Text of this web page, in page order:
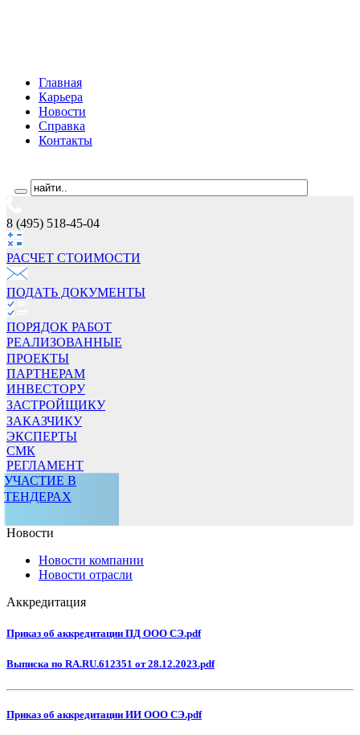
Главная
Карьера
Новости
Справка
Контакты
8 (495) 518-45-04
РАСЧЕТ СТОИМОCТИ
ПОДАТЬ ДОКУМЕНТЫ
ПОРЯДОК РАБОТ
РЕАЛИЗОВАННЫЕ
ПРОЕКТЫ
ПАРТНЕРАМ
ИНВЕСТОРУ
ЗАСТРОЙЩИКУ
ЗАКАЗЧИКУ
ЭКСПЕРТЫ
СМК
РЕГЛАМЕНТ
УЧАСТИЕ В
ТЕНДЕРАХ
Новости
Новости компании
Новости отрасли
Аккредитация
Приказ об аккредитации ПД ООО СЭ.pdf
Выписка по RA.RU.612351 от 28.12.2023.pdf
Приказ об аккредитации ИИ ООО СЭ.pdf